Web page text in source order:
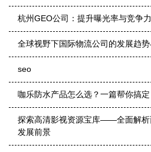
杭州GEO公司：提升曝光率与竞争力
全球视野下国际物流公司的发展趋
seo
咖乐防水产品怎么选？一篇帮你搞定
探索高清影视资源宝库——全面解析
发展前景